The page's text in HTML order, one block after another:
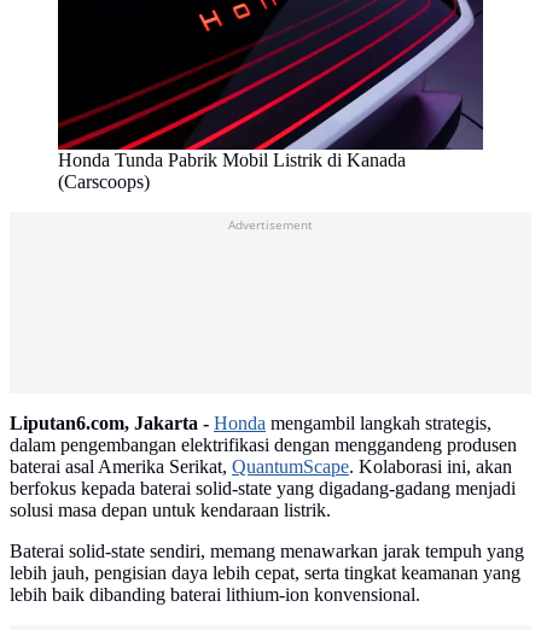
Honda Tunda Pabrik Mobil Listrik di Kanada
(Carscoops)
Advertisement
Liputan6.com, Jakarta - Honda mengambil langkah strategis,
dalam pengembangan elektrifikasi dengan menggandeng produsen
baterai asal Amerika Serikat, QuantumScape. Kolaborasi ini, akan
berfokus kepada baterai solid-state yang digadang-gadang menjadi
solusi masa depan untuk kendaraan listrik.
Baterai solid-state sendiri, memang menawarkan jarak tempuh yang
lebih jauh, pengisian daya lebih cepat, serta tingkat keamanan yang
lebih baik dibanding baterai lithium-ion konvensional.